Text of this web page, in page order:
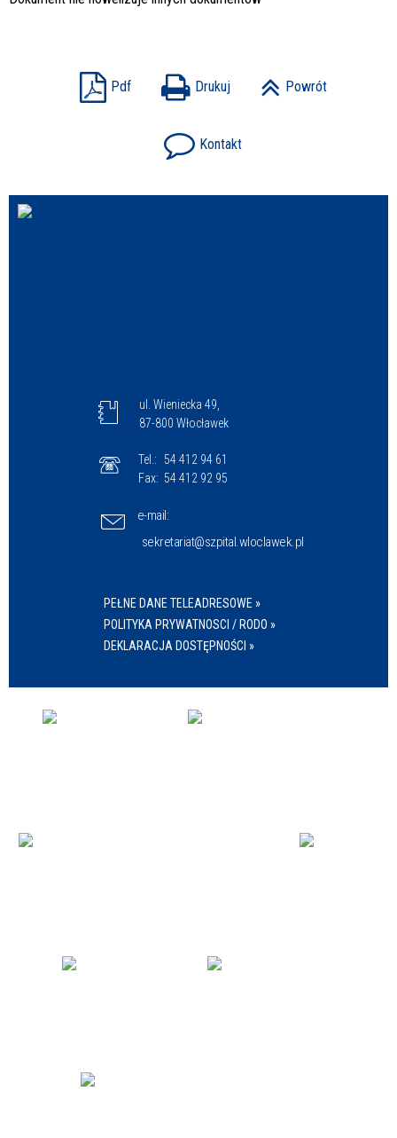
Pdf Drukuj Powrót
Kontakt
ul. Wieniecka 49,
87-800 Włocławek
Tel.: 54 412 94 61
Fax: 54 412 92 95
e-mail:
sekretariat@szpital.wloclawek.pl
PEŁNE DANE TELEADRESOWE »
POLITYKA PRYWATNOSCI / RODO »
DEKLARACJA DOSTĘPNOŚCI »